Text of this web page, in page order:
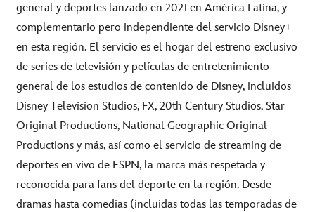
general y deportes lanzado en 2021 en América Latina, y
complementario pero independiente del servicio Disney+
en esta región. El servicio es el hogar del estreno exclusivo
de series de televisión y películas de entretenimiento
general de los estudios de contenido de Disney, incluidos
Disney Television Studios, FX, 20th Century Studios, Star
Original Productions, National Geographic Original
Productions y más, así como el servicio de streaming de
deportes en vivo de ESPN, la marca más respetada y
reconocida para fans del deporte en la región. Desde
dramas hasta comedias (incluidas todas las temporadas de